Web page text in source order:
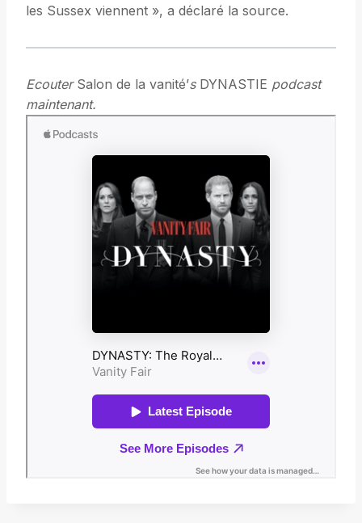
les Sussex viennent », a déclaré la source.
EcouterSalon de la vanité’sDYNASTIE podcast
maintenant.